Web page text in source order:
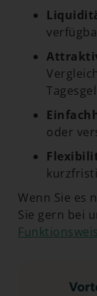
oder
Wenn Sie es
Sie gern bei